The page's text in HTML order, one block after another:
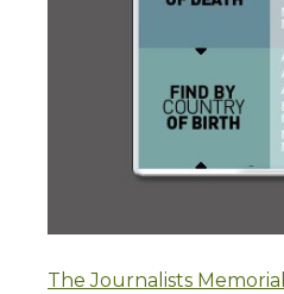
The Journalists Memorial